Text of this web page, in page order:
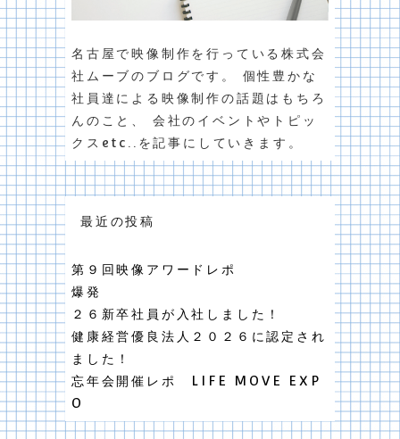
名古屋で映像制作を行っている株式会
社ムーブのブログです。 個性豊かな
社員達による映像制作の話題はもちろ
んのこと、 会社のイベントやトピッ
クスetc..を記事にしていきます。
最近の投稿
第９回映像アワードレポ
爆発
２６新卒社員が入社しました！
健康経営優良法人２０２６に認定され
ました！
忘年会開催レポ LIFE MOVE EXP
O